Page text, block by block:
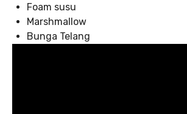
Foam susu⁣⁣
Marshmallow⁣⁣
Bunga Telang ⁣⁣